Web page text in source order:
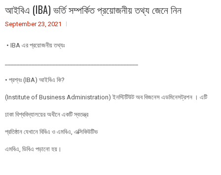
আইবিএ (IBA) ভর্তি সম্পর্কিত প্রয়োজনীয় তথ্য জেনে নিন
September 23, 2021
• IBA এর প্রয়োজনীয় তথ্যঃ
• প্রশ্নঃ (IBA) আইবিএ কি?
(Institute of Business Administration) ইনস্টিটিউট অব বিজনেস এডমিনেসট্রশন । এটি
ঢাকা বিশ্ববিদ্যালয়ের অধীনে একটি স্বতন্ত্র
প্রতিষ্ঠান যেখানে বিবিএ ও এমবিএ, এক্সিকিউটিভ
এমবিএ, ডিবিএ পড়ানো হয়।